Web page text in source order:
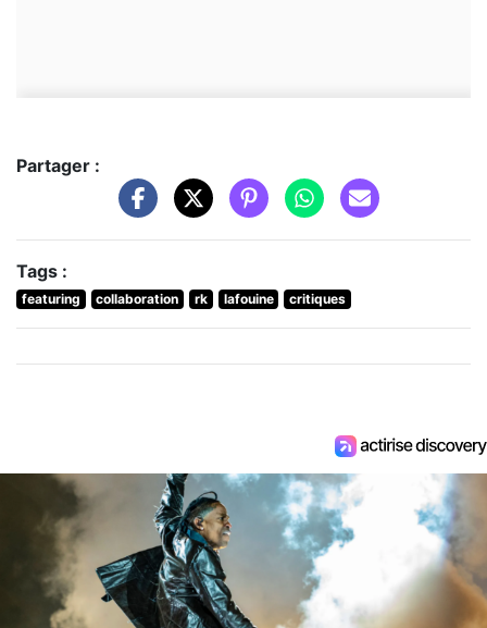
Partager :
Tags :
featuring collaboration rk lafouine critiques